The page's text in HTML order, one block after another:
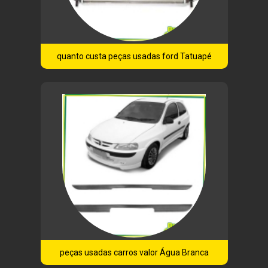
quanto custa peças usadas ford Tatuapé
peças usadas carros valor Água Branca